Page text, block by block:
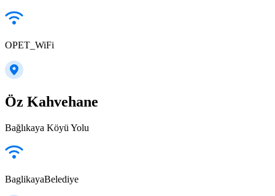
OPET_WiFi
Öz Kahvehane
Bağlıkaya Köyü Yolu
BaglikayaBelediye